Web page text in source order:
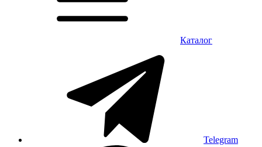
Каталог
Telegram